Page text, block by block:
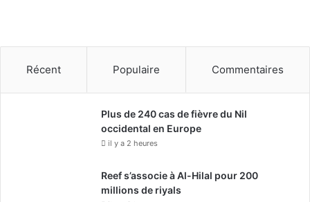
Récent Populaire Commentaires
Plus de 240 cas de fièvre du Nil
occidental en Europe
il y a 2 heures
Reef s’associe à Al-Hilal pour 200
millions de riyals